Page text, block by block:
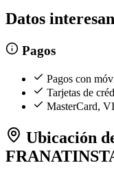
Datos
Pagos
Pagos con
Tarjetas de
MasterCard,
Ubicación